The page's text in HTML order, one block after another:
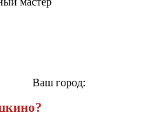
Ваш город: